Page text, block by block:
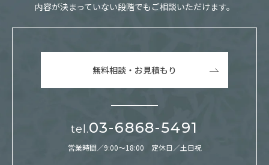
内容が決まっていない段階でもご相談いただけます。
無料相談・お見積もり
tel.03-6868-5491
営業時間／9:00～18:00 定休日／土日祝